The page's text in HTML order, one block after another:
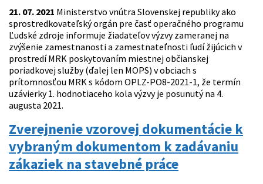
21. 07. 2021 Ministerstvo vnútra Slovenskej republiky ako
sprostredkovateľský orgán pre časť operačného programu
Ľudské zdroje informuje žiadateľov výzvy zameranej na
zvýšenie zamestnanosti a zamestnateľnosti ľudí žijúcich v
prostredí MRK poskytovaním miestnej občianskej
poriadkovej služby (ďalej len MOPS) v obciach s
prítomnosťou MRK s kódom OPLZ-PO8-2021-1, že termín
uzávierky 1. hodnotiaceho kola výzvy je posunutý na 4.
augusta 2021.
Zverejnenie vzorovej dokumentácie k
vybraným dokumentom k zadávaniu
zákaziek na stavebné práce